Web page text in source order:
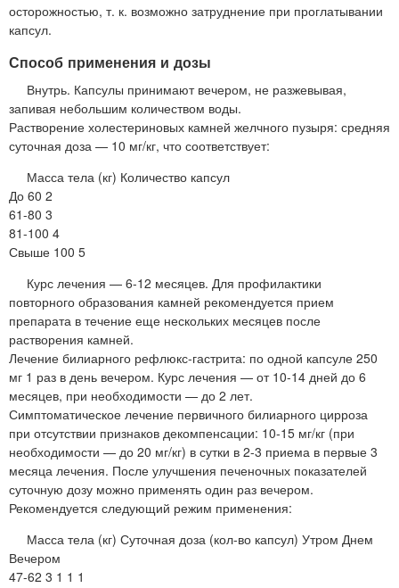
осторожностью, т. к. возможно затруднение при проглатывании
капсул.
Способ применения и дозы
Внутрь. Капсулы принимают вечером, не разжевывая,
запивая небольшим количеством воды.
Растворение холестериновых камней желчного пузыря: средняя
суточная доза — 10 мг/кг, что соответствует:
Масса тела (кг) Количество капсул
До 60 2
61-80 3
81-100 4
Свыше 100 5
Курс лечения — 6-12 месяцев. Для профилактики
повторного образования камней рекомендуется прием
препарата в течение еще нескольких месяцев после
растворения камней.
Лечение билиарного рефлюкс-гастрита: по одной капсуле 250
мг 1 раз в день вечером. Курс лечения — от 10-14 дней до 6
месяцев, при необходимости — до 2 лет.
Симптоматическое лечение первичного билиарного цирроза
при отсутствии признаков декомпенсации: 10-15 мг/кг (при
необходимости — до 20 мг/кг) в сутки в 2-3 приема в первые 3
месяца лечения. После улучшения печеночных показателей
суточную дозу можно применять один раз вечером.
Рекомендуется следующий режим применения:
Масса тела (кг) Суточная доза (кол-во капсул) Утром Днем
Вечером
47-62 3 1 1 1